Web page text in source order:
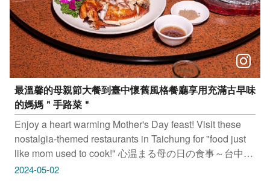
最溫馨的母親節大餐到臺中懷舊風格餐廳享用充滿古早味
的媽媽＂手路菜＂
Enjoy a heart warming Mother's Day feast! Visit these
nostalgia-themed restaurants in Taichung for "food just
like mom used to cook!" 心温まる母の日の食事～台中の
レトロなレストランで懐かしさいっぱいのお母さんの
2024-05-02